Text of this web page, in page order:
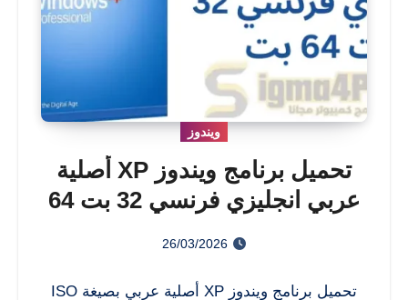
ويندوز
تحميل برنامج ويندوز XP أصلية
عربي انجليزي فرنسي 32 بت 64
26/03/2026
تحميل برنامج ويندوز XP أصلية عربي بصيغة ISO